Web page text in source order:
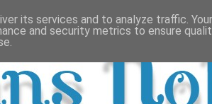
its services and to analyze traffic.
and security metrics to ensure